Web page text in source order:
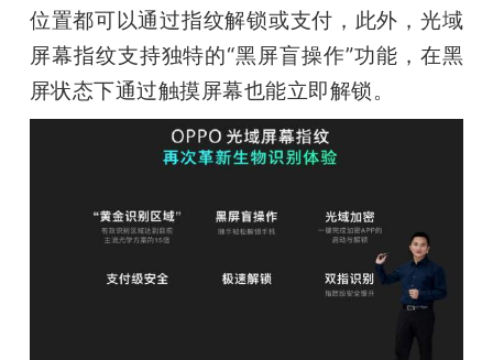
位置都可以通过指纹解锁或支付，此外，光域
屏幕指纹支持独特的“黑屏盲操作”功能，在黑
屏状态下通过触摸屏幕也能立即解锁。